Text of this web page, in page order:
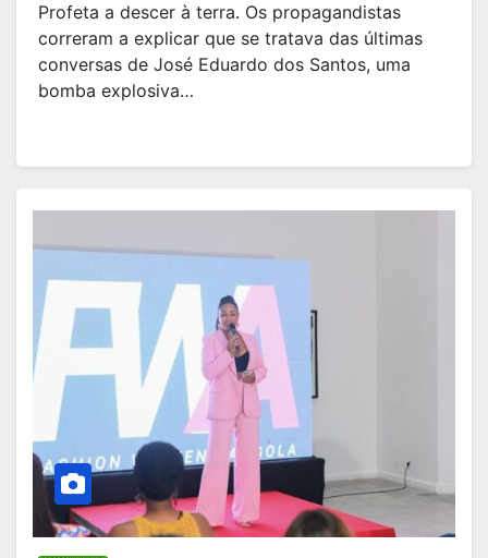
Profeta a descer à terra. Os propagandistas
correram a explicar que se tratava das últimas
conversas de José Eduardo dos Santos, uma
bomba explosiva…